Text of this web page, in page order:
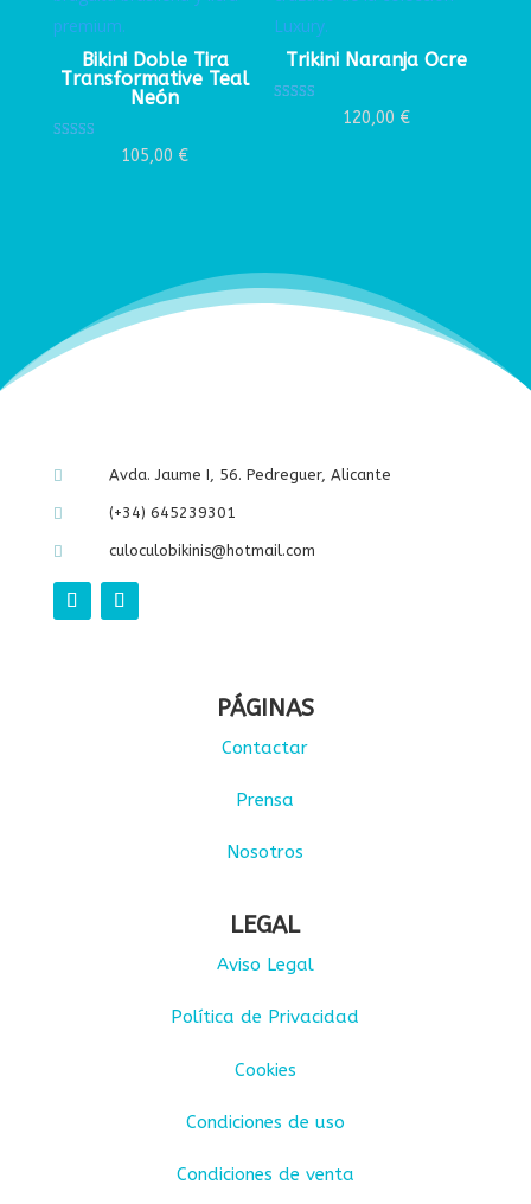
Bikini Doble Tira
Transformative Teal
Neón
Valorado con105,00 €
Trikini Naranja Ocre
Valorado con120,00 €
 Avda. Jaume I, 56. Pedreguer, Alicante
 (+34) 645239301
 culoculobikinis@hotmail.com
PÁGINAS
Contactar
Prensa
Nosotros
LEGAL
Aviso Legal
Política de Privacidad
Cookies
Condiciones de uso
Condiciones de venta